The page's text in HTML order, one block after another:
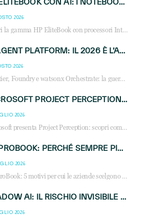
HP ELITEBOOK CON AI: I NOTEBOOK BUSINESS INTELLIGENTI CHE TRASFORMANO PRODUTTIVITÀ, SICUREZZA E LAVORO IBRIDO
2026
Scopri la gamma HP EliteBook con processori Intel® Core™ Ultra e AMD Ryzen™ AI. Notebook business progettati per aumentare la produttività, migliorare la collaborazione e garantire sicurezza avanzata in ufficio e in mobilità.
AI AGENT PLATFORM: IL 2026 È L’ANNO DEL «SISTEMA OPERATIVO» PER GLI AGENTI AZIENDALI
2026
Frontier, Foundry e watsonx Orchestrate: la guerra delle piattaforme AI agent ridisegna il mercato IT. Cosa cambia per reseller, MSP e system integrator.
MICROSOFT PROJECT PERCEPTION: COME GLI AGENTI AI CAMBIERANNO SOC, CYBERSECURITY E SERVIZI MSP
2026
Microsoft presenta Project Perception: scopri come gli agenti AI possono trasformare cybersecurity, SOC e servizi gestiti degli MSP.
HP PROBOOK: PERCHÉ SEMPRE PIÙ AZIENDE SCELGONO NOTEBOOK PROGETTATI PER IL LAVORO MODERNO
2026
HP ProBook: 5 motivi per cui le aziende scelgono i notebook business HP per migliorare produttività, sicurezza e gestione dell’AI.
SHADOW AI: IL RISCHIO INVISIBILE CHE LE AZIENDE POSSONO GOVERNARE
2026